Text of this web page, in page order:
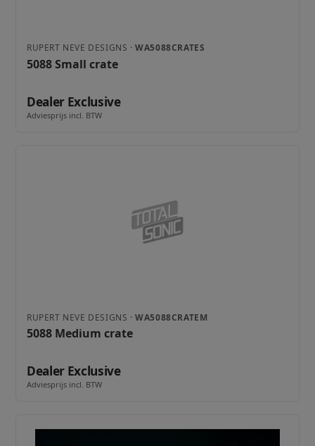
RUPERT NEVE DESIGNS ·WA5088CRATES
5088 Small crate
Dealer Exclusive
Adviesprijs incl. BTW
RUPERT NEVE DESIGNS ·WA5088CRATEM
5088 Medium crate
Dealer Exclusive
Adviesprijs incl. BTW